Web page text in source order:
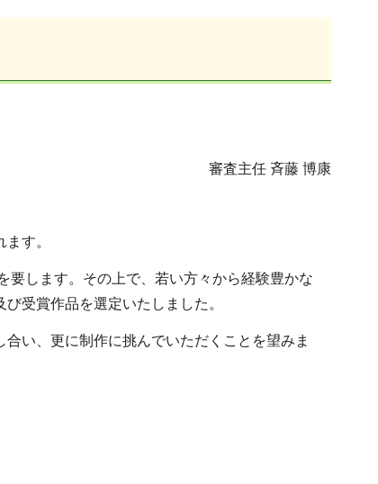
審査主任 斉藤 博康
す。
要します。その上で、若い方々から経験豊かな
受賞作品を選定いたしました。
い、更に制作に挑んでいただくことを望みま